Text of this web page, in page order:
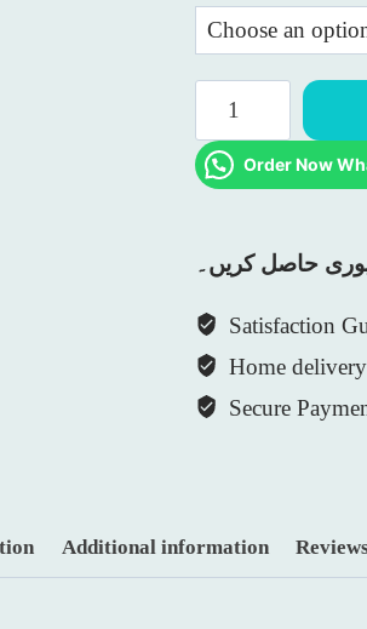
10th
Class
KPK
Papers
quantity
Order Now
حاصل کریں۔
Satisfaction
Home
Secure
Additional information